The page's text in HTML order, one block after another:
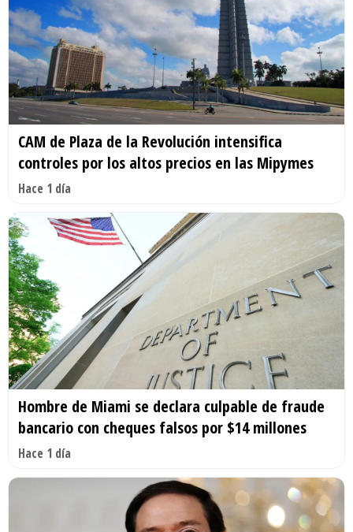
CAM de Plaza de la Revolución intensifica
controles por los altos precios en las Mipymes
Hace 1 día
Hombre de Miami se declara culpable de fraude
bancario con cheques falsos por $14 millones
Hace 1 día